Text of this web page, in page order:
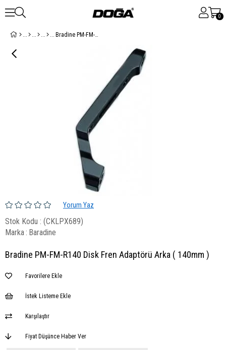
0
Bradine PM-FM-R140 Disk Fren Adaptörü Arka ( 140mm )
Yorum Yaz
Stok Kodu
(CKLPX689)
Marka: Baradine
Bradine PM-FM-R140 Disk Fren Adaptörü Arka ( 140mm )
Favorilere Ekle
İstek Listeme Ekle
Karşılaştır
Fiyat Düşünce Haber Ver